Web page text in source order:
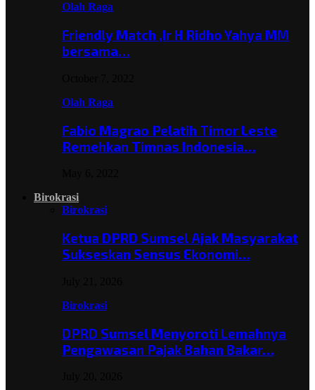
Olah Raga
Friendly Match ,Ir H Ridho Yahya MM
bersama…
Olah Raga
Fabio Magrao Pelatih Timor Leste
Remehkan Timnas Indonesia…
Birokrasi
Birokrasi
Ketua DPRD Sumsel Ajak Masyarakat
Sukseskan Sensus Ekonomi…
Birokrasi
DPRD Sumsel Menyoroti Lemahnya
Pengawasan Pajak Bahan Bakar…